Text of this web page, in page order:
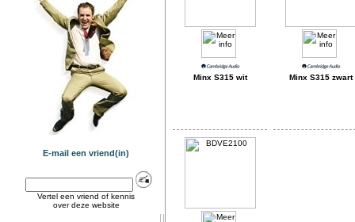
E-mail een vriend(in)
Vertel een vriend of kennis
over deze website
Minx S315 wit Minx S315 zwart